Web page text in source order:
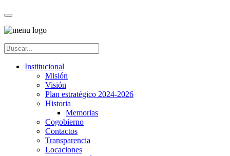
Institucional
Misión
Visión
Plan estratégico 2024-2026
Historia
Memorias
Cogobierno
Contactos
Transparencia
Locaciones